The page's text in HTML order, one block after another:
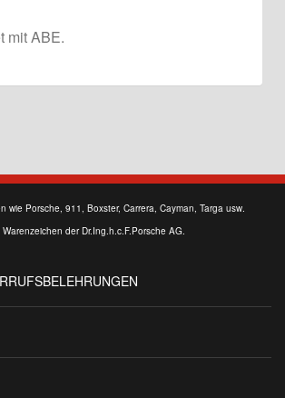
mit ABE.
wie Porsche, 911, Boxster, Carrera, Cayman, Targa usw.
der Dr.Ing.h.c.F.Porsche AG.